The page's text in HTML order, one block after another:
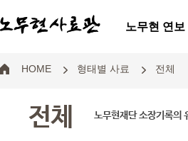
노무현 연보
HOME 형태별 사료 전체
전체 노무현재단 소장기록의